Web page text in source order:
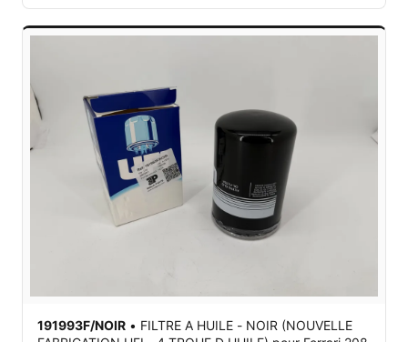
191993F/NOIR • FILTRE A HUILE - NOIR (NOUVELLE